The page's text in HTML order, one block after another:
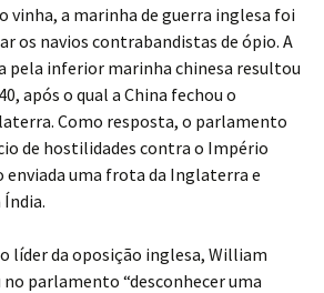
vinha, a marinha de guerra inglesa foi
os navios contrabandistas de ópio. A
pela inferior marinha chinesa resultou
após o qual a China fechou o
Como resposta, o parlamento
de hostilidades contra o Império
enviada uma frota da Inglaterra e
líder da oposição inglesa, William
parlamento “desconhecer uma